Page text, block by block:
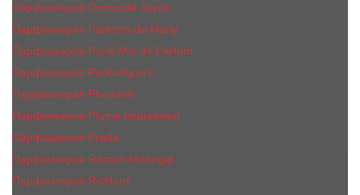
Парфюмерия Ormonde Jayne
Парфюмерия Parfums de Marly
Парфюмерия Parle Moi de Parfum
Парфюмерия Penhaligon's
Парфюмерия Phaedon
Парфюмерия Plume Impression
Парфюмерия Prada
Парфюмерия Ramon Monegal
Парфюмерия RicHard